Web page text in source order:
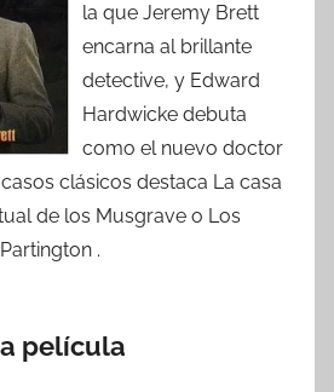
la que Jeremy Brett
encarna al brillante
detective, y Edward
Hardwicke debuta
como el nuevo doctor
clásicos destaca La casa
de los Musgrave o Los
.
película